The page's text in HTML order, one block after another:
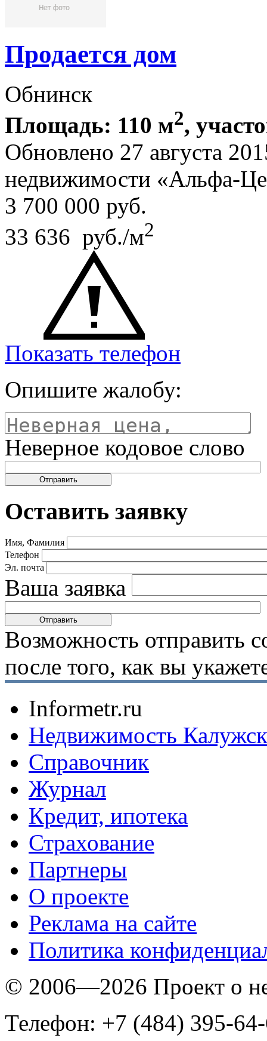
Продается дом
Обнинск
Площадь: 110 м2,
Обновлено 27 августа
недвижимости «Альфа-
3 700 000 руб.
33 636 руб./м2
Показать телефон
Опишите жалобу:
Неверное кодовое слово
Оставить заявку
Имя, Фамилия
Телефон
Эл. почта
Ваша заявка
Возможность отправить
после того, как вы
Informetr.ru
Недвижимость
Справочник
Журнал
Кредит, ипотека
Страхование
Партнеры
O проекте
Реклама на сайте
Политика
© 2006—2026 Проект о
Телефон: +7 (484) 395-